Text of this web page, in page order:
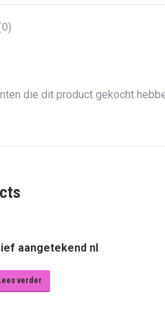
die dit product gekocht
aangetekend nl
verder